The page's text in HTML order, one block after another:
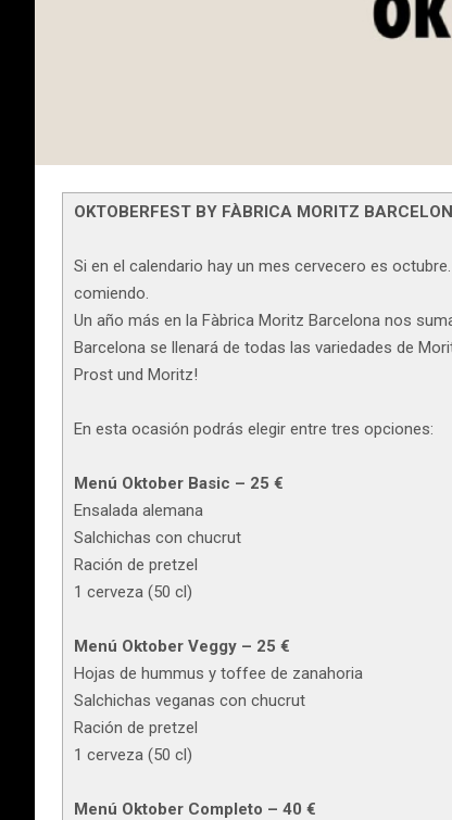
OKTOBERFEST BY FÀBRICA MORITZ
Si en el calendario hay un mes cervecero es
comiendo.
Un año más en la Fàbrica Moritz Barcelona nos
Barcelona se llenará de todas las variedades de
Prost und Moritz!
En esta ocasión podrás elegir entre tres opciones:
Menú Oktober Basic – 25 €
Ensalada alemana
Salchichas con chucrut
Ración de pretzel
1 cerveza (50 cl)
Menú Oktober Veggy – 25 €
Hojas de hummus y toffee de zanahoria
Salchichas veganas con chucrut
Ración de pretzel
1 cerveza (50 cl)
Menú Oktober Completo – 40 €